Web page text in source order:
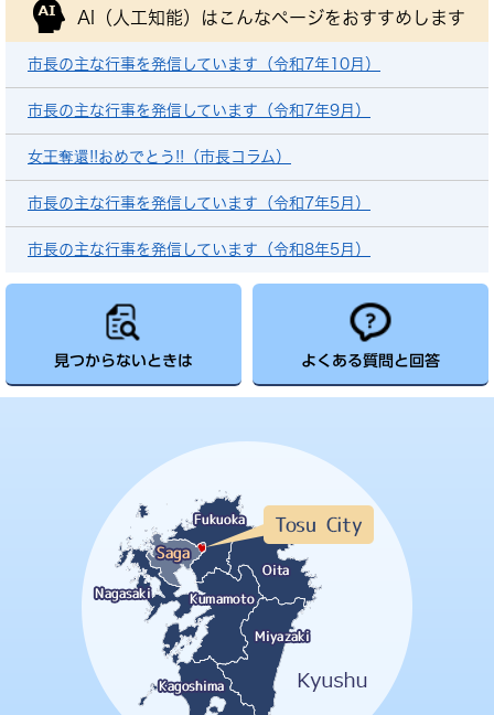
AI（人工知能）は こんなページをおすすめします
市長の主な行事を発信しています（令和7年10月）
市長の主な行事を発信しています（令和7年9月）
女王奪還!!おめでとう!!（市長コラム）
市長の主な行事を発信しています（令和7年5月）
市長の主な行事を発信しています（令和8年5月）
見つからないときは よくある質問と回答